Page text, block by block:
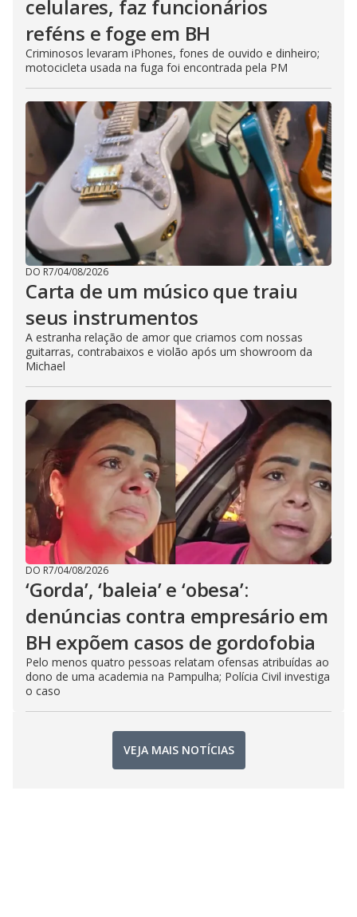
celulares, faz funcionários
reféns e foge em BH
Criminosos levaram iPhones, fones de ouvido e dinheiro;
motocicleta usada na fuga foi encontrada pela PM
DO R7/04/08/2026
Carta de um músico que traiu
seus instrumentos
A estranha relação de amor que criamos com nossas
guitarras, contrabaixos e violão após um showroom da
Michael
DO R7/04/08/2026
‘Gorda’, ‘baleia’ e ‘obesa’:
denúncias contra empresário em
BH expõem casos de gordofobia
Pelo menos quatro pessoas relatam ofensas atribuídas ao
dono de uma academia na Pampulha; Polícia Civil investiga
o caso
VEJA MAIS NOTÍCIAS